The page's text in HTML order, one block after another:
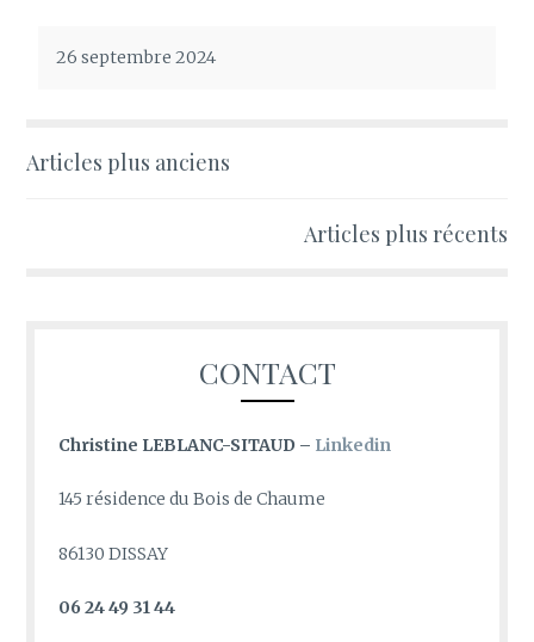
26 septembre 2024
Navigation
Articles plus anciens
Articles plus récents
CONTACT
Christine LEBLANC-SITAUD – Linkedin
145 résidence du Bois de Chaume
86130 DISSAY
06 24 49 31 44